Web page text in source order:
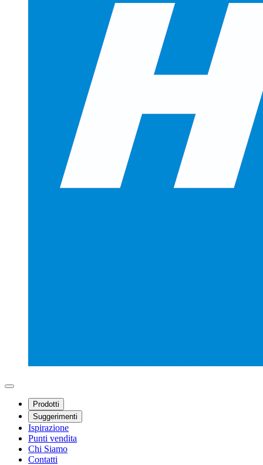
Prodotti
Suggerimenti
Ispirazione
Punti vendita
Chi Siamo
Contatti